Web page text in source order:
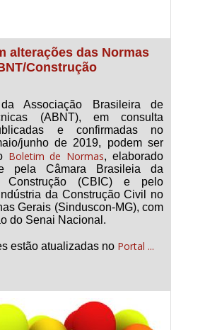
alterações das Normas
Construção
Associação Brasileira de
(ABNT), em consulta
e confirmadas no
junho de 2019, podem ser
Boletim de Normas, elaborado
pela Câmara Brasileia da
Construção (CBIC) e pelo
da Construção Civil no
Gerais (Sinduscon-MG), com
do Senai Nacional.
estão atualizadas no Portal ...